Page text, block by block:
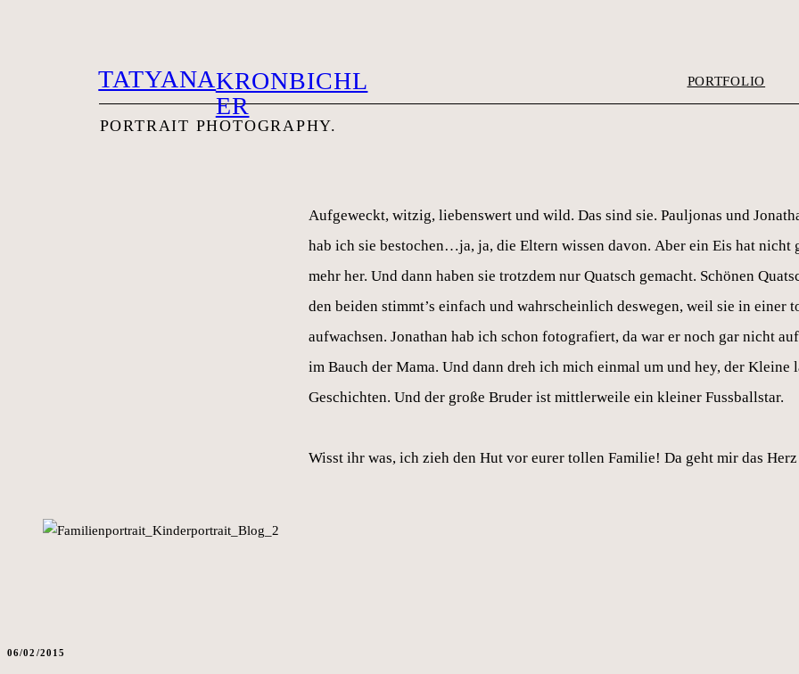
TATYANAKRONBICHL
ER
PORTFOLIO
PORTRAIT PHOTOGRAPHY.
Aufgeweckt, witzig, liebenswert und wild. Das sind sie. Pauljonas und
hab ich sie bestochen…ja, ja, die Eltern wissen davon. Aber ein Eis hat nicht
mehr her. Und dann haben sie trotzdem nur Quatsch gemacht. Schönen
den beiden stimmt’s einfach und wahrscheinlich deswegen, weil sie in einer
aufwachsen. Jonathan hab ich schon fotografiert, da war er noch gar nicht
im Bauch der Mama. Und dann dreh ich mich einmal um und hey, der
Geschichten. Und der große Bruder ist mittlerweile ein kleiner Fussballstar.
Wisst ihr was, ich zieh den Hut vor eurer tollen Familie! Da geht mir das
06/02/2015